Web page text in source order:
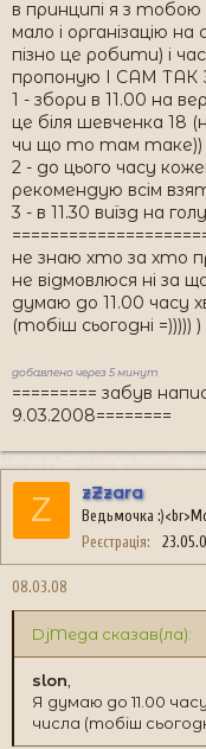
в принципі я з
мало і організацію
пізно це робити) і
пропоную І САМ
1 - збори в 11.00 на
це біля шевченка 18
чи що то там таке))
2 - до цього часу
рекомендую всім
3 - в 11.30 виїзд на
не знаю хто за хто
не відмовлюся ні за
думаю до 11.00 часу
(тобіш сьогодні =))))) )
добавлено через 5 минут
========= забув
9.03.2008========
Z zZzara
Ведьмочка
Реєстрація
08.03.08
DjMega сказав(ла):
slon
Я думаю до 11.00
числа (тобіш